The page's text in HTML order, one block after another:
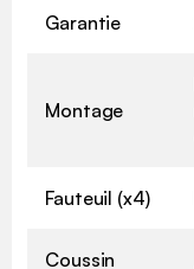
Garantie
Montage
Fauteuil (x4)
Coussin